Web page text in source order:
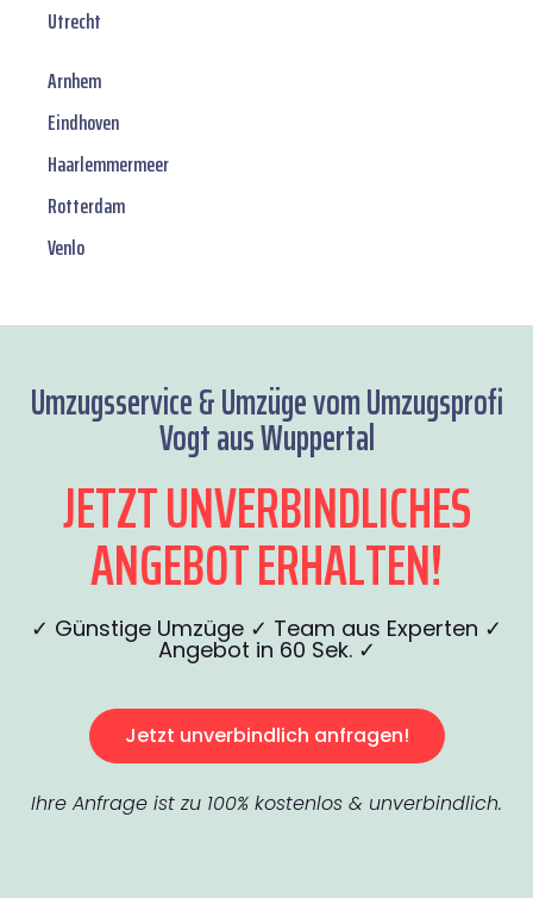
Utrecht
Arnhem
Eindhoven
Haarlemmermeer
Rotterdam
Venlo
Umzugsservice & Umzüge vom Umzugsprofi
Vogt aus Wuppertal
JETZT UNVERBINDLICHES
ANGEBOT ERHALTEN!
✓ Günstige Umzüge ✓ Team aus Experten ✓
Angebot in 60 Sek. ✓
Jetzt unverbindlich anfragen!
Ihre Anfrage ist zu 100% kostenlos & unverbindlich.